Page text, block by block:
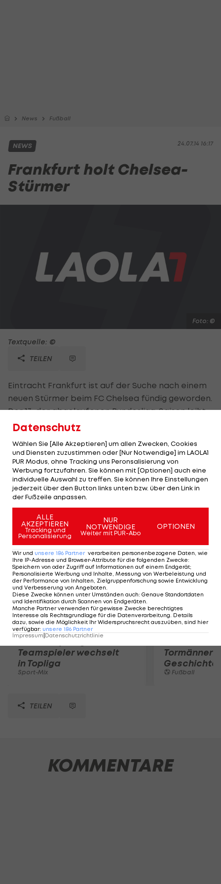
News Fußball
24.07.14 16:17
NEWS
Frankfurt holt Chelsea-
Stürmer
Foto: ©
Textquelle: ©
TEILEN
Eintracht Frankfurt ist auf der Suche nach einem
neuen Stürmer beim FC Chelsea fündig geworden.
Der 13. der abgelaufenen Bundesliga-Saison leiht
den 20-jährigen Lucas Piazon ein Jahr lang aus.
Nationalspieler, der auch einen italienischen Pass
besitzt, war zuletzt an Vitesse Arnheim
ausgeliehen. Für den niederländischen Erstligisten
erzielte er in 29 Spielen elf Tore. Frankfurt soll
auch an Gijon-Torjäger Stefan Scepovic dran sein.
Mehr zum Thema
Karrieresprung! ÖVV-
Teamspieler wechselt
in Topliga
Sport-Mix
Tormänner
Geschichte
Fußball
TEILEN
KOMMENTARE
Datenschutz
Wählen Sie [Alle Akzeptieren] um allen Zwecken, Cookies
und Diensten zuzustimmen oder [Nur Notwendige] im LAOLA1
PUR Modus, ohne Tracking uns Peronsalisierung von
Werbung fortzufahren. Sie können mit [Optionen] auch eine
individuelle Auswahl zu treffen. Sie können Ihre Einstellungen
jederzeit über den Button links unten bzw. über den Link in
der Fußzeile anpassen.
ALLE
AKZEPTIEREN
Tracking und
Personalisierung
NUR
NOTWENDIGE
Weiter mit PUR-Abo
OPTIONEN
Wir und unsere 186 Partner verarbeiten personenbezogene Daten, wie
Ihre IP-Adresse und Browser-Attribute für die folgenden Zwecke:
Speichern von oder Zugriff auf Informationen auf einem Endgerät;
Personalisierte Werbung und Inhalte, Messung von Werbeleistung und
der Performance von Inhalten, Zielgruppenforschung sowie Entwicklung
und Verbesserung von Angeboten.
Diese Zwecke können unter Umständen auch: Genaue Standortdaten
und Identifikation durch Scannen von Endgeräten.
Manche Partner verwenden für gewisse Zwecke berechtigtes
Interesse als Rechtsgrundlage für die Datenverarbeitung. Details
dazu, sowie die Möglichkeit Ihr Widerspruchsrecht auszuüben, sind hier
verfügbar: unsere 186 Partner
Impressum Datenschutzrichtlinie